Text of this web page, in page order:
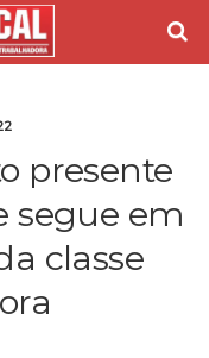
presente
segue em
classe